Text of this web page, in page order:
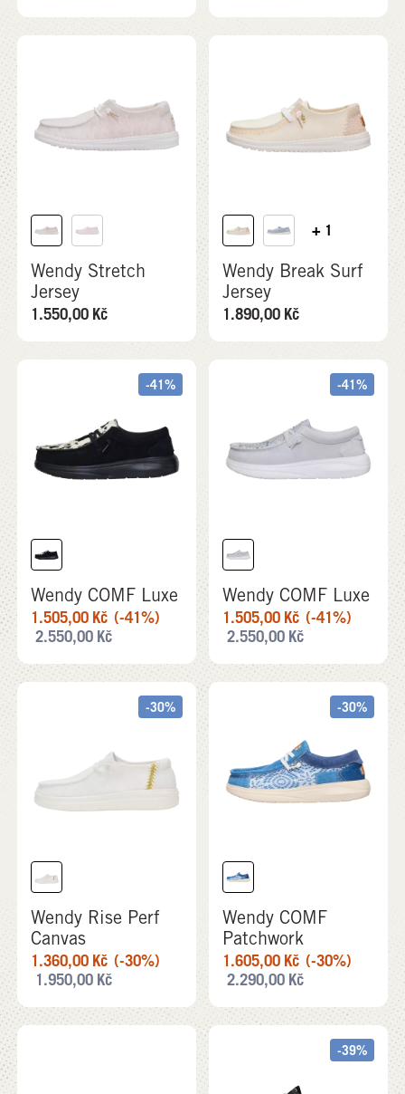
Wendy Stretch
Jersey
1.550,00 Kč
+ 1
Wendy Break Surf
Jersey
1.890,00 Kč
-41%
Wendy COMF Luxe
1.505,00 Kč (-41%)
2.550,00 Kč
-41%
Wendy COMF Luxe
1.505,00 Kč (-41%)
2.550,00 Kč
-30%
Wendy Rise Perf
Canvas
1.360,00 Kč (-30%)
1.950,00 Kč
-30%
Wendy COMF
Patchwork
1.605,00 Kč (-30%)
2.290,00 Kč
-39%